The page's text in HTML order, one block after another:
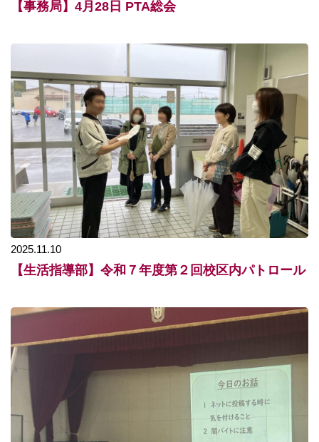
【事務局】4月28日 PTA総会
2025.11.10
【生活指導部】令和７年度第２回校区内パトロール